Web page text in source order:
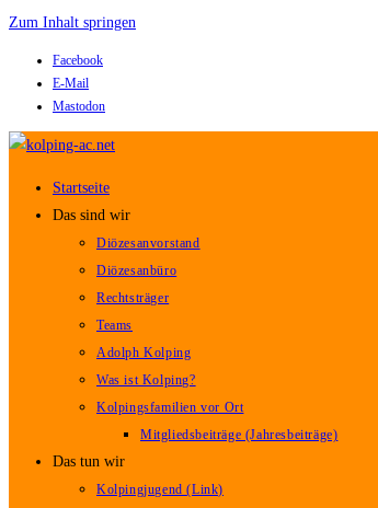
Zum Inhalt springen
Facebook
E-Mail
Mastodon
Startseite
Das sind wir
Diözesanvorstand
Diözesanbüro
Rechtsträger
Teams
Adolph Kolping
Was ist Kolping?
Kolpingsfamilien vor Ort
Mitgliedsbeiträge (Jahresbeiträge)
Das tun wir
Kolpingjugend (Link)